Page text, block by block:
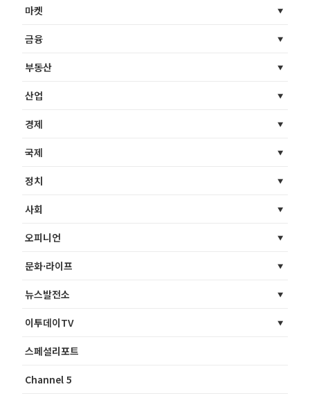
마켓
금융
부동산
산업
경제
국제
정치
사회
오피니언
문화·라이프
뉴스발전소
이투데이TV
스페셜리포트
Channel 5